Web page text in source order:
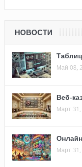
НОВОСТИ
Май 08,
Веб-
Март
Март